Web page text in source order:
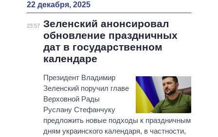
22 декабря, 2025
23:57 Зеленский анонсировал
обновление праздничных
дат в государственном
календаре
Президент Владимир
Зеленский поручил главе
Верховной Рады
Руслану Стефанчуку
предложить новые подходы к праздничным
дням украинского календаря, в частности,